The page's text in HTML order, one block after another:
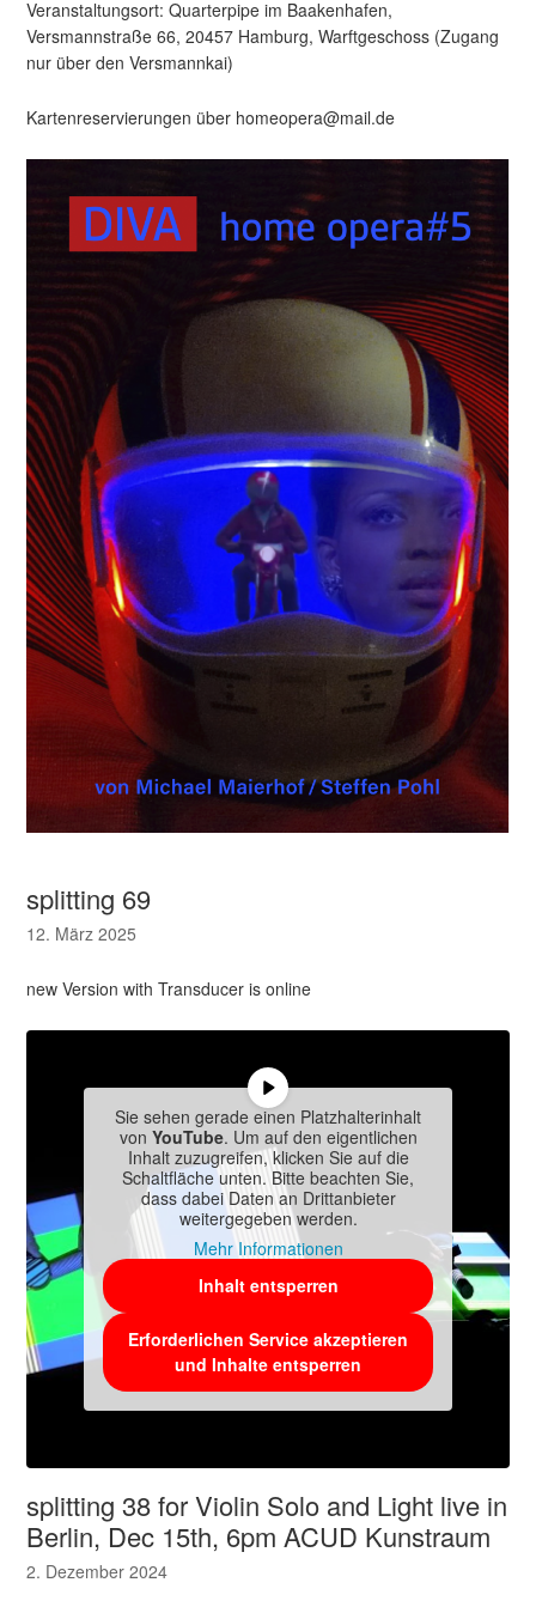
Veranstaltungsort: Quarterpipe im Baakenhafen,
Versmannstraße 66, 20457 Hamburg, Warftgeschoss (Zugang
nur über den Versmannkai)
Kartenreservierungen über homeopera@mail.de
splitting 69
12. März 2025
new Version with Transducer is online
Sie sehen gerade einen Platzhalterinhalt
von YouTube. Um auf den eigentlichen
Inhalt zuzugreifen, klicken Sie auf die
Schaltfläche unten. Bitte beachten Sie,
dass dabei Daten an Drittanbieter
weitergegeben werden.
Mehr Informationen
Inhalt entsperren
Erforderlichen Service akzeptieren
und Inhalte entsperren
splitting 38 for Violin Solo and Light live in
Berlin, Dec 15th, 6pm ACUD Kunstraum
2. Dezember 2024